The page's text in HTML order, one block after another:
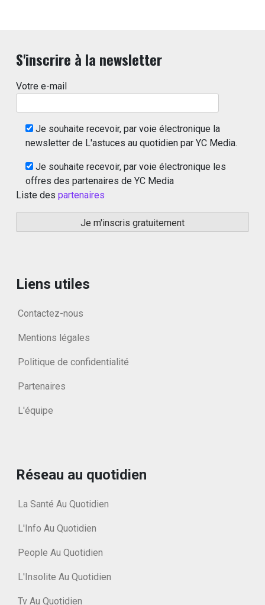
S'inscrire à la newsletter
Votre e-mail
Je souhaite recevoir, par voie électronique la
newsletter de L'astuces au quotidien par YC Media.
Je souhaite recevoir, par voie électronique les
offres des partenaires de YC Media
Liste des partenaires
Liens utiles
Contactez-nous
Mentions légales
Politique de confidentialité
Partenaires
L'équipe
Réseau au quotidien
La Santé Au Quotidien
L'Info Au Quotidien
People Au Quotidien
L'Insolite Au Quotidien
Tv Au Quotidien